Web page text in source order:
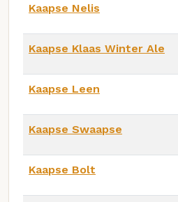
Kaapse Nelis
Kaapse Klaas Winter Ale
Kaapse Leen
Kaapse Swaapse
Kaapse Bolt